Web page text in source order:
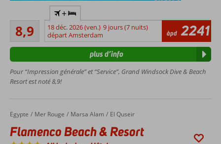
Idéal pour
amateurs
de
plongée
snorkeling
A
proximité
de la
Bachelor
Appartements,
8,9Recommandé
45
commentaires
+
18 déc. 2026 (ven.) 9 jours (7 nuits)
départ Amsterdam
àpd 2241
Pour “Impression générale” et “Service”, Grand Windsock Dive & Beach
Resort est noté 8,9!
plus d’info
Accueil
Egypte Mer Rouge Marsa Alam El Quseir
Flamenco Beach & Resort
Flamenco Beach & Resort